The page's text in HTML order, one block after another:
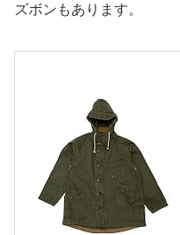
ズボンもあります。